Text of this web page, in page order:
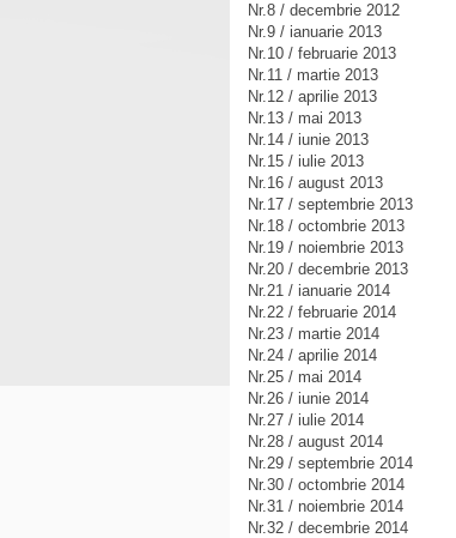
Nr.8 / decembrie 2012
Nr.9 / ianuarie 2013
Nr.10 / februarie 2013
Nr.11 / martie 2013
Nr.12 / aprilie 2013
Nr.13 / mai 2013
Nr.14 / iunie 2013
Nr.15 / iulie 2013
Nr.16 / august 2013
Nr.17 / septembrie 2013
Nr.18 / octombrie 2013
Nr.19 / noiembrie 2013
Nr.20 / decembrie 2013
Nr.21 / ianuarie 2014
Nr.22 / februarie 2014
Nr.23 / martie 2014
Nr.24 / aprilie 2014
Nr.25 / mai 2014
Nr.26 / iunie 2014
Nr.27 / iulie 2014
Nr.28 / august 2014
Nr.29 / septembrie 2014
Nr.30 / octombrie 2014
Nr.31 / noiembrie 2014
Nr.32 / decembrie 2014